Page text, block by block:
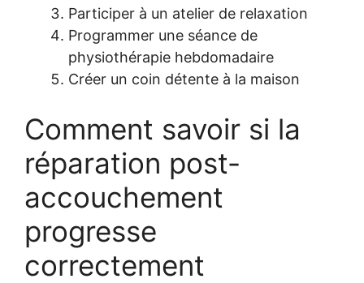
Participer à un atelier de relaxation
Programmer une séance de
physiothérapie hebdomadaire
Créer un coin détente à la maison
Comment savoir si la
réparation post-
accouchement
progresse
correctement